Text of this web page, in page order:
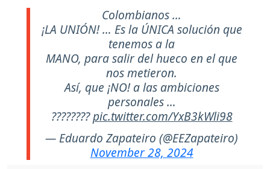
Colombianos …
¡LA UNIÓN! … Es la ÚNICA solución que
tenemos a la
MANO, para salir del hueco en el que
nos metieron.
Así, que ¡NO! a las ambiciones
personales …
????????pic.twitter.com/YxB3kWli98
— Eduardo Zapateiro (@EEZapateiro)
November 28, 2024